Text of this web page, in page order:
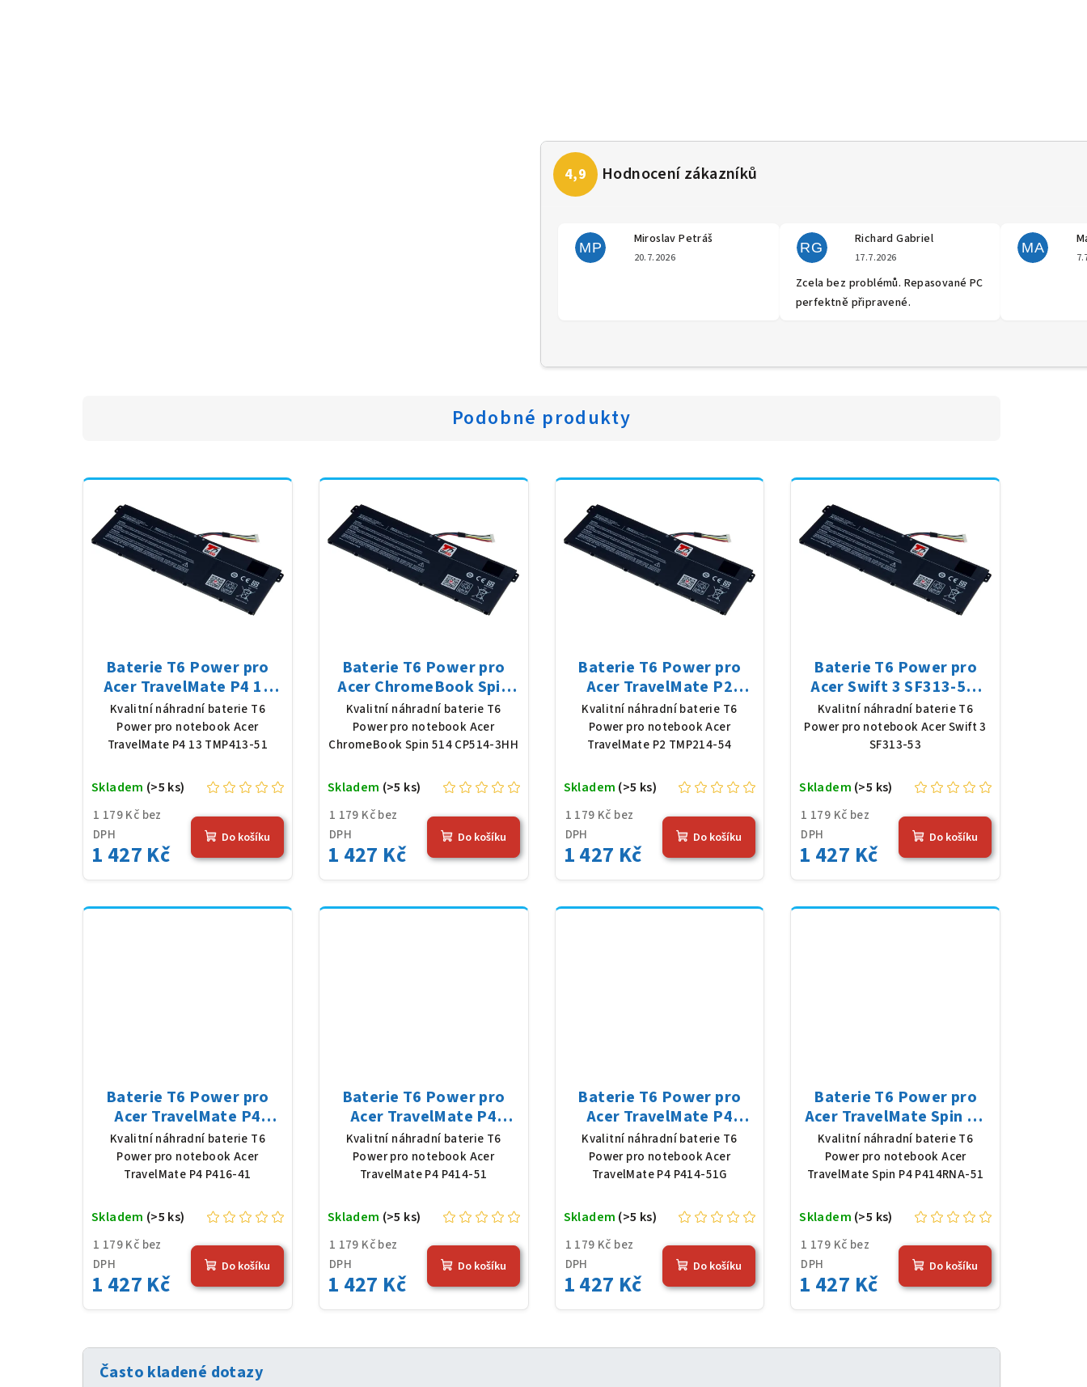
MP
Miroslav Petráš
Hodnocení obchodu je 5 z 5 hvězdiček.
20.7.2026
RG
Richard Gabriel
Hodnocení obchodu je 5 z 5
17.7.2026
Zcela bez problémů. Repasované PC
perfektně připravené.
MA
Podobné produkty
Baterie T6 Power pro
Acer TravelMate P4 13
TMP413-51, Li-Poly,
11,61 V, 4683 mAh (54,36
Wh), černá
Kvalitní náhradní baterie T6
Power pro notebook Acer
TravelMate P4 13 TMP413-51
1 179 Kč bez
DPH
1 427 Kč
Skladem (>5 ks)
Do košíku
Baterie T6 Power pro
Acer ChromeBook Spin
514 CP514-3HH, Li-Poly,
11,61 V, 4683 mAh (54,36
Wh), černá
Kvalitní náhradní baterie T6
Power pro notebook Acer
ChromeBook Spin 514 CP514-3HH
1 179 Kč bez
DPH
1 427 Kč
Skladem (>5 ks)
Do košíku
Baterie T6 Power pro
Acer TravelMate P2
TMP214-54, Li-Poly,
11,61 V, 4683 mAh (54,36
Wh), černá
Kvalitní náhradní baterie T6
Power pro notebook Acer
TravelMate P2 TMP214-54
1 179 Kč bez
DPH
1 427 Kč
Skladem (>5 ks)
Do košíku
Baterie T6 Power pro
Acer Swift 3 SF313-53,
Li-Poly, 11,61 V, 4683
mAh (54,36 Wh), černá
Kvalitní náhradní baterie T6
Power pro notebook Acer Swift 3
SF313-53
1 179 Kč bez
DPH
1 427 Kč
Skladem (>5 ks)
Do košíku
Baterie T6 Power pro
Acer TravelMate P4
P416-41, Li-Poly, 11,61 V,
4683 mAh (54,36 Wh),
černá
Kvalitní náhradní baterie T6
Power pro notebook Acer
TravelMate P4 P416-41
1 179 Kč bez
DPH
1 427 Kč
Skladem (>5 ks)
Do košíku
Baterie T6 Power pro
Acer TravelMate P4
P414-51, Li-Poly, 11,61 V,
4683 mAh (54,36 Wh),
černá
Kvalitní náhradní baterie T6
Power pro notebook Acer
TravelMate P4 P414-51
1 179 Kč bez
DPH
1 427 Kč
Skladem (>5 ks)
Do košíku
Baterie T6 Power pro
Acer TravelMate P4
P414-51G, Li-Poly, 11,61
V, 4683 mAh (54,36 Wh),
černá
Kvalitní náhradní baterie T6
Power pro notebook Acer
TravelMate P4 P414-51G
1 179 Kč bez
DPH
1 427 Kč
Skladem (>5 ks)
Do košíku
Baterie T6 Power pro
Acer TravelMate Spin P4
P414RNA-51, Li-Poly,
11,61 V, 4683 mAh (54,36
Wh), černá
Kvalitní náhradní baterie T6
Power pro notebook Acer
TravelMate Spin P4 P414RNA-51
1 179 Kč bez
DPH
1 427 Kč
Skladem (>5 ks)
Do košíku
Často kladené dotazy